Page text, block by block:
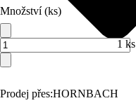
Prodej přes:HORNBACH
Množství (ks)
1 ks